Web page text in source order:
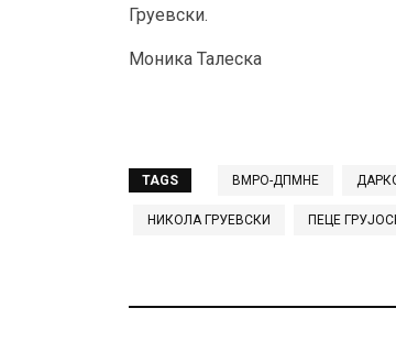
Груевски.
Моника Талеска
TAGS ВМРО-ДПМНЕ
НИКОЛА ГРУЕВСКИ ПЕЦЕ